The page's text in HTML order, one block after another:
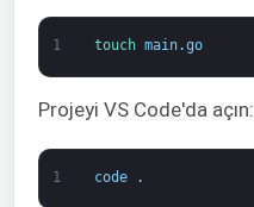
1 touch main.go
Projeyi VS Code'da açın:
1 code .